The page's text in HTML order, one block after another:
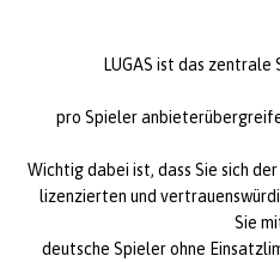
LUGAS ist das zentrale
€ pro Spieler
Wichtig dabei ist, dass Sie sich
lizenzierten und
Sie
deutsche Spieler ohne